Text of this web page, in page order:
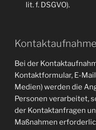
lit. f. DSGVO).
Kontaktaufnahme
Bei der
Kontaktformular, E-
Medien) werden die
Personen verarbeitet,
der Kontaktanfragen
Maßnahmen